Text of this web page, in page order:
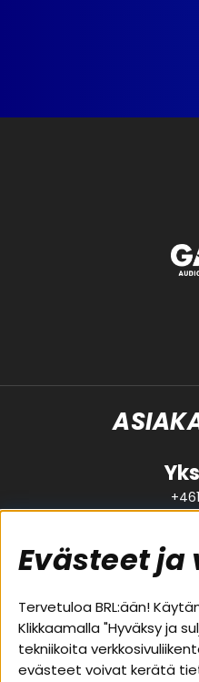
Suositut sivut
Pakettiratkaisut
Autostereot
Evästeet
Tervetuloa BRL:ään!
Klikkaamalla "Hyväksy ja
tekniikoita
evästeet voivat kerätä